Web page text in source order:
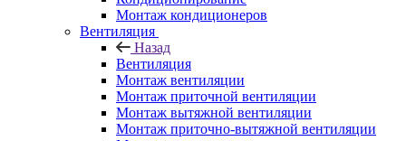
Монтаж кондиционеров
Вентиляция
Назад
Вентиляция
Монтаж вентиляции
Монтаж приточной вентиляции
Монтаж вытяжной вентиляции
Монтаж приточно-вытяжной вентиляции